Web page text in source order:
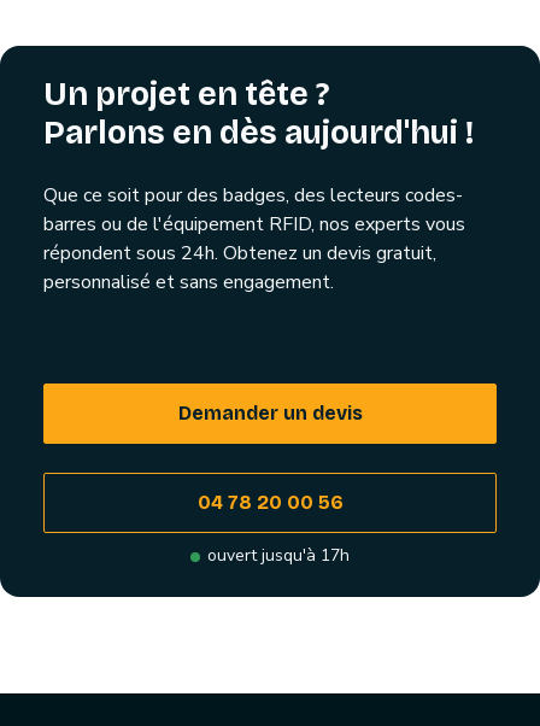
Un projet en tête ?
Parlons en dès aujourd'hui !
Que ce soit pour des badges, des lecteurs codes-
barres ou de l'équipement RFID, nos experts vous
répondent sous 24h. Obtenez un devis gratuit,
personnalisé et sans engagement.
Demander un devis
04 78 20 00 56
ouvert jusqu'à 17h